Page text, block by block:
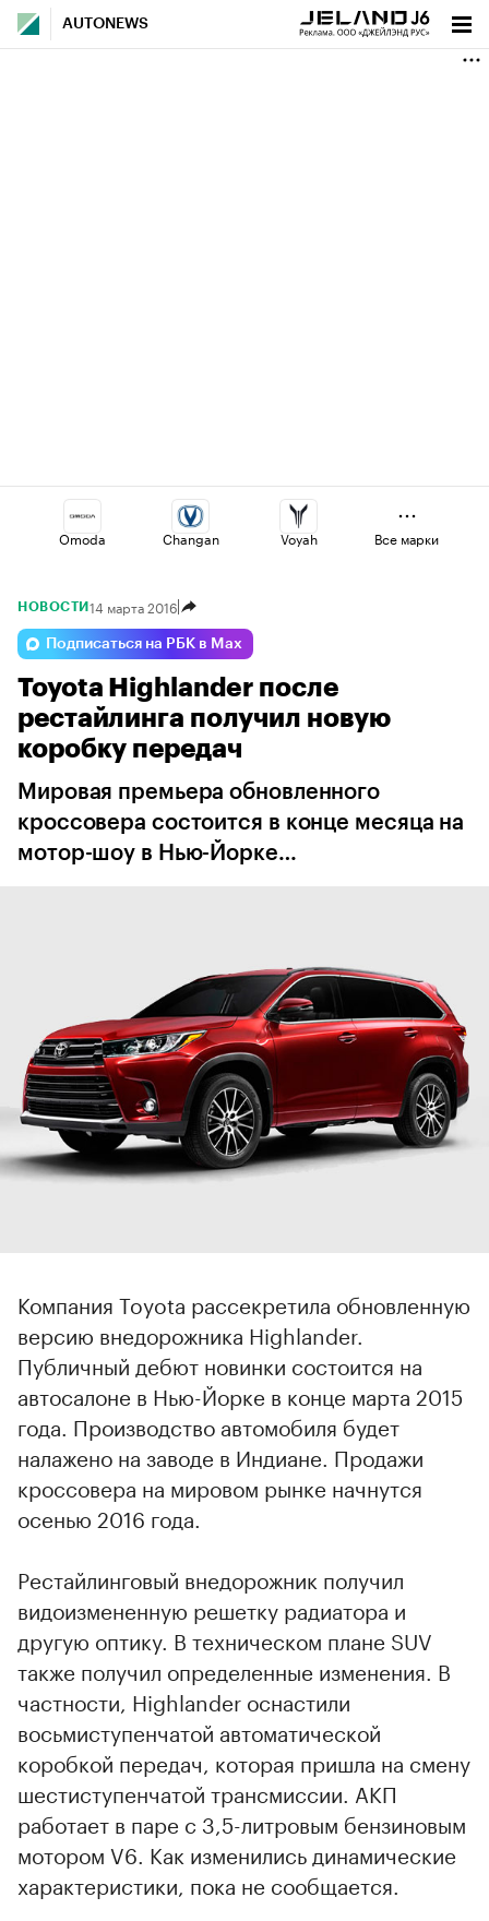
AUTONEWS
Omoda Changan Voyah
Jaecoo Haval
Geely Lada Esteo
Все марки
НОВОСТИ 14 марта 2016
Подписаться на РБК в Max
Toyota Highlander после
рестайлинга получил новую
коробку передач
Мировая премьера обновленного
кроссовера состоится в конце месяца на
мотор-шоу в Нью-Йорке…
Компания Toyota рассекретила обновленную
версию внедорожника Highlander.
Публичный дебют новинки состоится на
автосалоне в Нью-Йорке в конце марта 2015
года. Производство автомобиля будет
налажено на заводе в Индиане. Продажи
кроссовера на мировом рынке начнутся
осенью 2016 года.
Рестайлинговый внедорожник получил
видоизмененную решетку радиатора и
другую оптику. В техническом плане SUV
также получил определенные изменения. В
частности, Highlander оснастили
восьмиступенчатой автоматической
коробкой передач, которая пришла на смену
шестиступенчатой трансмиссии. АКП
работает в паре с 3,5-литровым бензиновым
мотором V6. Как изменились динамические
характеристики, пока не сообщается.